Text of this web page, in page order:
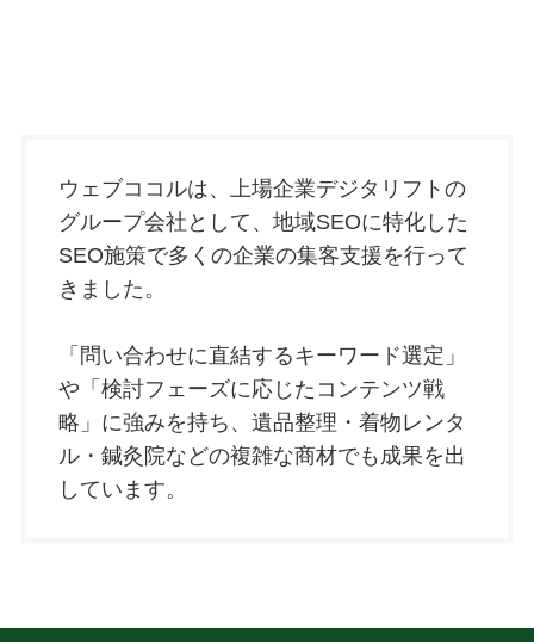
ウェブココルは、上場企業デジタリフトの
グループ会社として、地域SEOに特化した
SEO施策で多くの企業の集客支援を行って
きました。
「問い合わせに直結するキーワード選定」
や「検討フェーズに応じたコンテンツ戦
略」に強みを持ち、遺品整理・着物レンタ
ル・鍼灸院などの複雑な商材でも成果を出
しています。